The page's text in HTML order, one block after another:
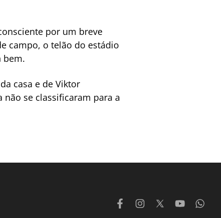
por um breve
campo, o telão do estádio
bem.
casa e de Viktor
se classificaram para a